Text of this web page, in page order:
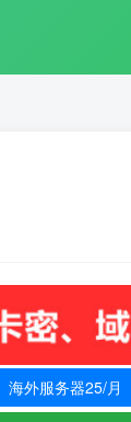
海外服务器25/月